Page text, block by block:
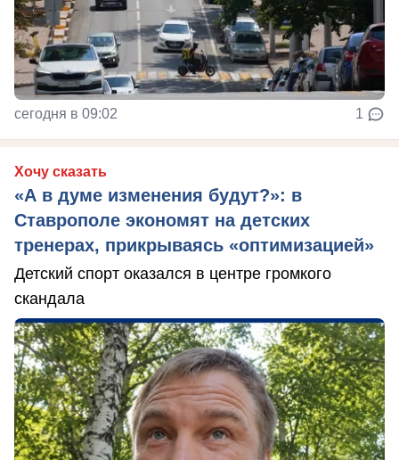
сегодня в 09:02 1
Хочу сказать
«А в думе изменения будут?»: в
Ставрополе экономят на детских
тренерах, прикрываясь «оптимизацией»
Детский спорт оказался в центре громкого
скандала